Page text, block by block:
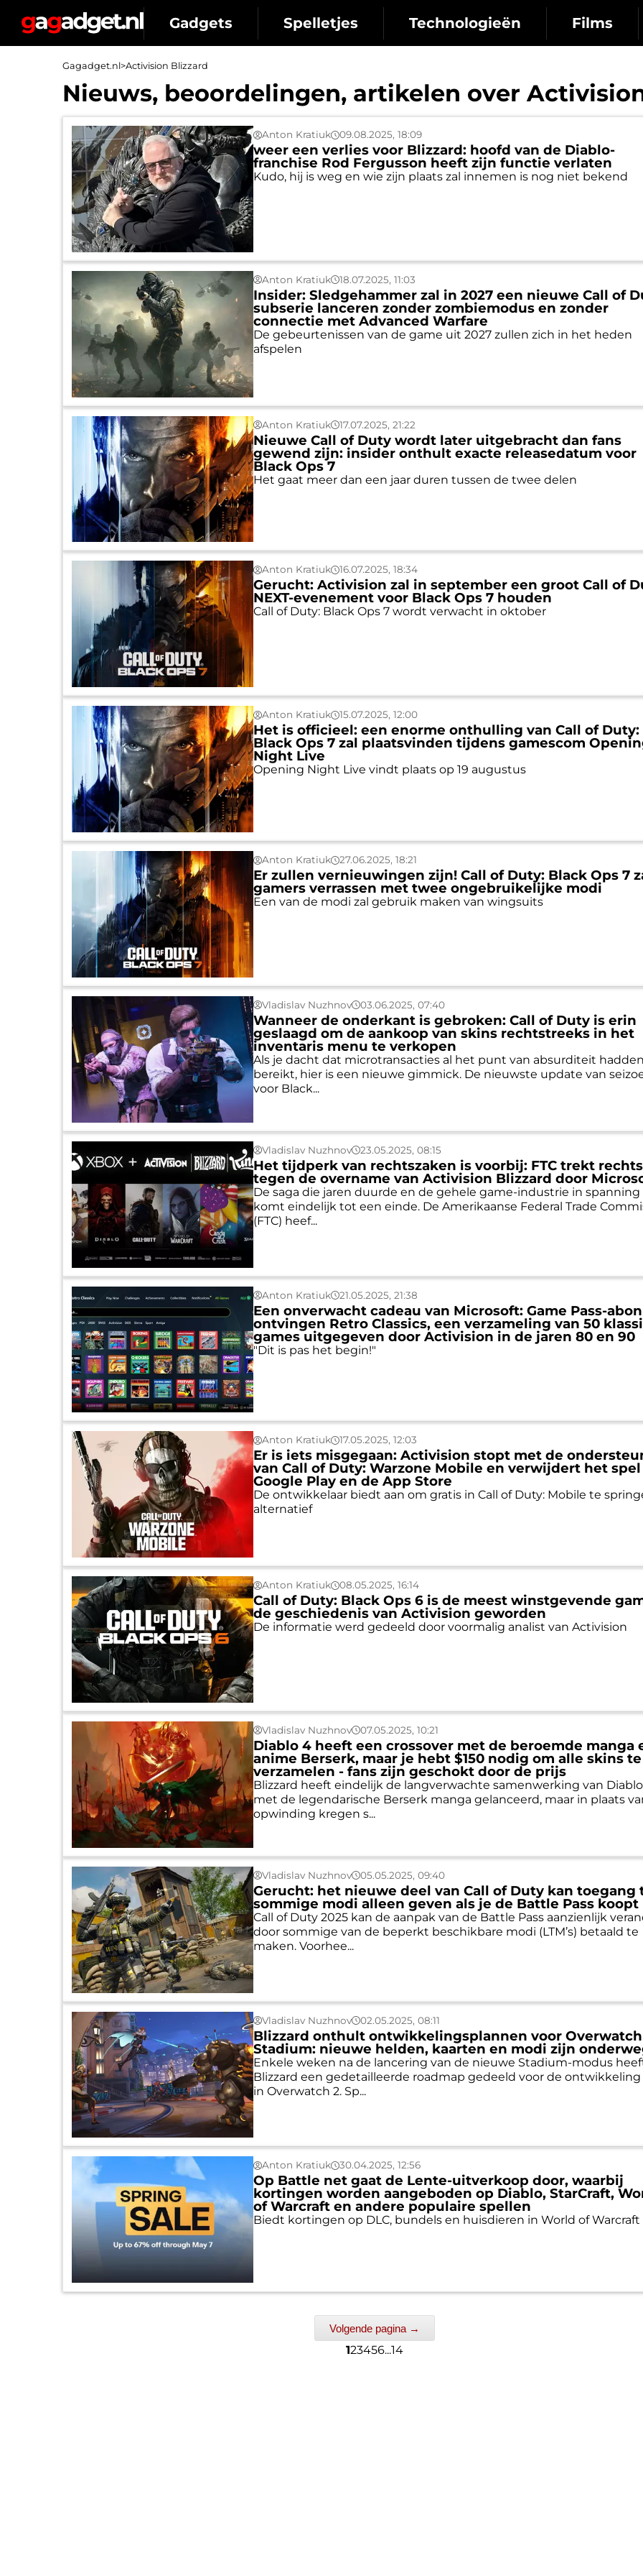
Gadgets Spelletjes Technologieën Films
Gagadget.nl>Activision Blizzard
Nieuws, beoordelingen, artikelen over
Anton Kratiuk 09.08.2025, 18:09
weer een verlies voor Blizzard: hoofd van de Diablo-
franchise Rod Fergusson heeft zijn functie verlaten
Kudo, hij is weg en wie zijn plaats zal innemen is nog niet bekend
Anton Kratiuk 18.07.2025, 11:03
Insider: Sledgehammer zal in 2027 een nieuwe Call of
subserie lanceren zonder zombiemodus en zonder
connectie met Advanced Warfare
De gebeurtenissen van de game uit 2027 zullen zich in het heden
afspelen
Anton Kratiuk 17.07.2025, 21:22
Nieuwe Call of Duty wordt later uitgebracht dan fans
gewend zijn: insider onthult exacte releasedatum voor
Black Ops 7
Het gaat meer dan een jaar duren tussen de twee delen
Anton Kratiuk 16.07.2025, 18:34
Gerucht: Activision zal in september een groot Call of
NEXT-evenement voor Black Ops 7 houden
Call of Duty: Black Ops 7 wordt verwacht in oktober
Anton Kratiuk 15.07.2025, 12:00
Het is officieel: een enorme onthulling van Call of Duty:
Black Ops 7 zal plaatsvinden tijdens gamescom
Night Live
Opening Night Live vindt plaats op 19 augustus
Anton Kratiuk 27.06.2025, 18:21
Er zullen vernieuwingen zijn! Call of Duty: Black Ops 7
gamers verrassen met twee ongebruikelijke modi
Een van de modi zal gebruik maken van wingsuits
Vladislav Nuzhnov 03.06.2025, 07:40
Wanneer de onderkant is gebroken: Call of Duty is erin
geslaagd om de aankoop van skins rechtstreeks in het
inventaris menu te verkopen
Als je dacht dat microtransacties al het punt van absurditeit hadden
bereikt, hier is een nieuwe gimmick. De nieuwste update van
voor Black...
Vladislav Nuzhnov 23.05.2025, 08:15
Het tijdperk van rechtszaken is voorbij: FTC trekt
tegen de overname van Activision Blizzard door
De saga die jaren duurde en de gehele game-industrie in spanning
komt eindelijk tot een einde. De Amerikaanse Federal Trade
(FTC) heef...
Anton Kratiuk 21.05.2025, 21:38
Een onverwacht cadeau van Microsoft: Game Pass-
ontvingen Retro Classics, een verzameling van 50
games uitgegeven door Activision in de jaren 80 en 90
"Dit is pas het begin!"
Anton Kratiuk 17.05.2025, 12:03
Er is iets misgegaan: Activision stopt met de
van Call of Duty: Warzone Mobile en verwijdert het
Google Play en de App Store
De ontwikkelaar biedt aan om gratis in Call of Duty: Mobile te
alternatief
Anton Kratiuk 08.05.2025, 16:14
Call of Duty: Black Ops 6 is de meest winstgevende
de geschiedenis van Activision geworden
De informatie werd gedeeld door voormalig analist van Activision
Vladislav Nuzhnov 07.05.2025, 10:21
Diablo 4 heeft een crossover met de beroemde manga
anime Berserk, maar je hebt $150 nodig om alle skins te
verzamelen - fans zijn geschokt door de prijs
Blizzard heeft eindelijk de langverwachte samenwerking van
met de legendarische Berserk manga gelanceerd, maar in plaats
opwinding kregen s...
Vladislav Nuzhnov 05.05.2025, 09:40
Gerucht: het nieuwe deel van Call of Duty kan toegang
sommige modi alleen geven als je de Battle Pass koopt
Call of Duty 2025 kan de aanpak van de Battle Pass aanzienlijk
door sommige van de beperkt beschikbare modi (LTM’s) betaald te
maken. Voorhee...
Vladislav Nuzhnov 02.05.2025, 08:11
Blizzard onthult ontwikkelingsplannen voor
Stadium: nieuwe helden, kaarten en modi zijn
Enkele weken na de lancering van de nieuwe Stadium-modus
Blizzard een gedetailleerde roadmap gedeeld voor de ontwikkeling
in Overwatch 2. Sp...
Anton Kratiuk 30.04.2025, 12:56
Op Battle net gaat de Lente-uitverkoop door, waarbij
kortingen worden aangeboden op Diablo, StarCraft,
of Warcraft en andere populaire spellen
Biedt kortingen op DLC, bundels en huisdieren in World of Warcraft
Volgende pagina →
123456...14